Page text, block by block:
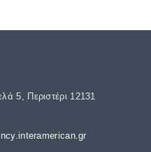
5, Περιστέρι 12131